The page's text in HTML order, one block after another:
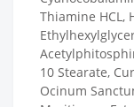
Thiamine HCL,
10 Stearate,
Ocinum